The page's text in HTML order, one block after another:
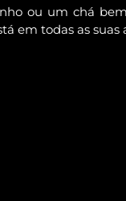
ou um chá
em todas as suas